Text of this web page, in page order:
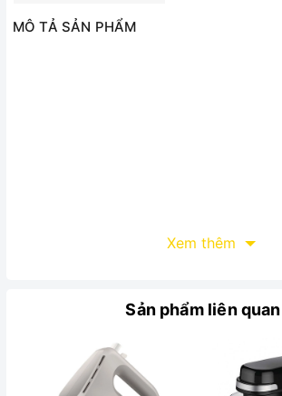
MÔ TẢ SẢN PHẨM
Xem thêm
Sản phẩm liên quan